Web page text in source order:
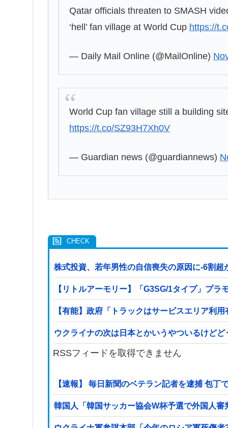
Qatar officials threaten to SMASH
‘hell’ fan village at World Cup https://
— Daily Mail Online (@MailOnline)
World Cup fan village still a building
https://t.co/SZ93H7Xh0V
— Guardian news (@guardiannews)
株式投資、若年男性の自信喪失の原因に-6割超
【リトルアーモリー】「G3SG/1タイプ」プラ
【有能】政府「トラックはサービスエリア利
ウクライナの次は日本とかいうやついるけど
RSSフィードを取得できません
【速報】 毎日新聞のベテラン記者を逮捕 包丁
韓国人「韓国サッカー協会W杯予選で外国人